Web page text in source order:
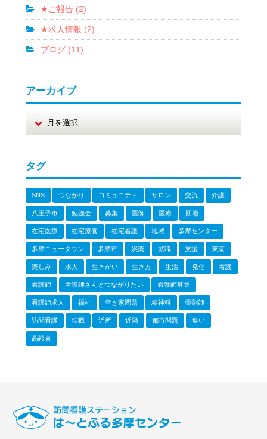
★ご報告 (2)
★求人情報 (2)
ブログ (11)
アーカイブ
タグ
SNS つながり コミュニティ サロン 交流 介護
八王子市 勉強会 募集 医師 医療 団地
在宅医療 在宅療養 在宅看護 地域 多摩センター
多摩ニュータウン 多摩市 娯楽 就職 支援 東京
楽しみ 求人 生きがい 生き方 生活 発信 看護
看護師 看護師さんとつながりたい 看護師募集
看護師求人 福祉 空き家問題 精神科 薬剤師
訪問看護 転職 近所 近隣 都市問題 集い
高齢者